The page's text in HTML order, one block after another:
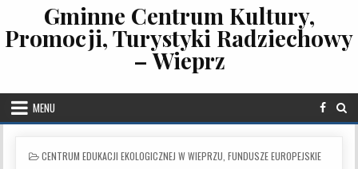
Gminne Centrum Kultury,
Promocji, Turystyki Radziechowy
– Wieprz
MENU
POSTED IN
CENTRUM EDUKACJI EKOLOGICZNEJ W WIEPRZU FUNDUSZE EUROPEJSKIE